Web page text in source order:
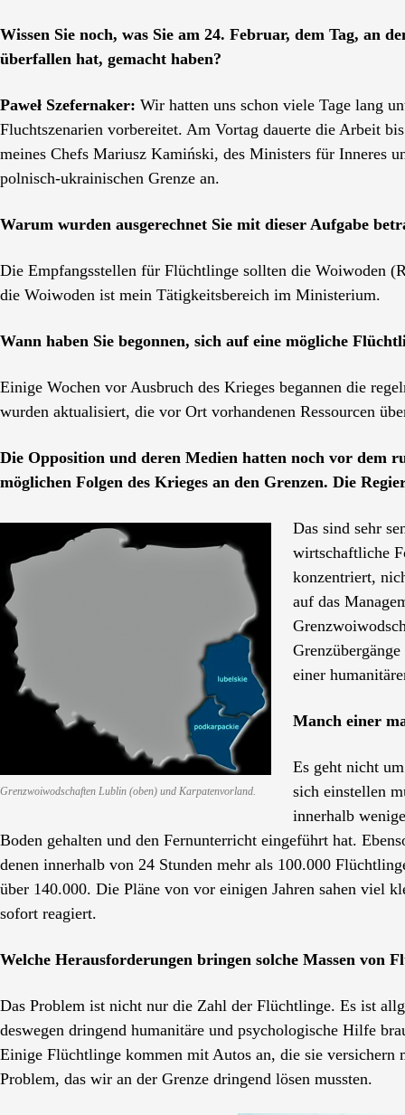
Wissen Sie noch, was Sie am 24. Februar, dem Tag, an
überfallen hat, gemacht haben?
Paweł Szefernaker: Wir hatten uns schon viele Tage lang
Fluchtszenarien vorbereitet. Am Vortag dauerte die Arbeit
meines Chefs Mariusz Kamiński, des Ministers für Inneres
polnisch-ukrainischen Grenze an.
Warum wurden ausgerechnet Sie mit dieser Aufgabe
Die Empfangsstellen für Flüchtlinge sollten die Woiwoden
die Woiwoden ist mein Tätigkeitsbereich im Ministerium.
Wann haben Sie begonnen, sich auf eine mögliche
Einige Wochen vor Ausbruch des Krieges begannen die
wurden aktualisiert, die vor Ort vorhandenen Ressourcen
Die Opposition und deren Medien hatten noch vor dem
möglichen Folgen des Krieges an den Grenzen. Die
Grenzwoiwodschaften Lublin (oben) und Karpatenvorland.
Das sind sehr
wirtschaftliche
konzentriert,
auf das
einer
Manch einer
Es geht nicht
sich einstellen
innerhalb
Boden gehalten und den Fernunterricht eingeführt hat.
denen innerhalb von 24 Stunden mehr als 100.000
über 140.000. Die Pläne von vor einigen Jahren sahen viel
sofort reagiert.
Welche Herausforderungen bringen solche Massen von
Das Problem ist nicht nur die Zahl der Flüchtlinge. Es ist
deswegen dringend humanitäre und psychologische Hilfe
Einige Flüchtlinge kommen mit Autos an, die sie versichern
Problem, das wir an der Grenze dringend lösen mussten.